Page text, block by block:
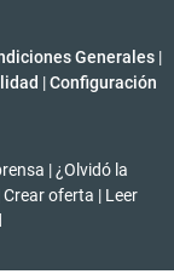
Generales |
| Configuración
| ¿Olvidó la
Crear oferta | Leer